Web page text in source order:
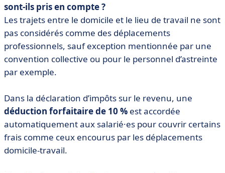
sont-ils pris en compte ?
Les trajets entre le domicile et le lieu de travail ne sont
pas considérés comme des déplacements
professionnels, sauf exception mentionnée par une
convention collective ou pour le personnel d’astreinte
par exemple.
Dans la déclaration d’impôts sur le revenu, une
déduction forfaitaire de 10 % est accordée
automatiquement aux salarié·es pour couvrir certains
frais comme ceux encourus par les déplacements
domicile-travail.